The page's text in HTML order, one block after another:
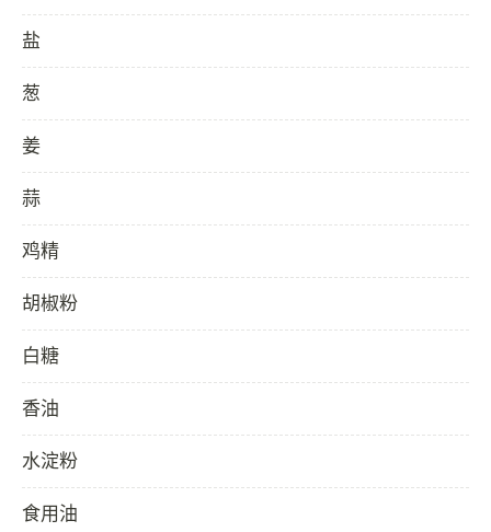
盐
葱
姜
蒜
鸡精
胡椒粉
白糖
香油
水淀粉
食用油